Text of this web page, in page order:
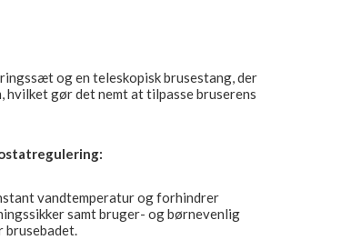
og en teleskopisk brusestang, der
hvilket gør det nemt at tilpasse bruserens
vandtemperatur og forhindrer
samt bruger- og børnevenlig
brusebadet.